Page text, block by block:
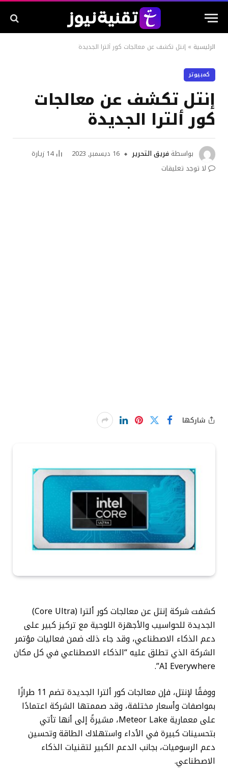
الرئيسية » إنتل تكشف عن معالجات كور ألترا الجديدة
كمبيوتر
إنتل تكشف عن معالجات
كور ألترا الجديدة
بواسطة فريق التحرير 16 ديسمبر, 2023 14 زيارة
لا توجد تعليقات
شاركها
كشفت شركة إنتل عن معالجات كور ألترا (Core Ultra)
الجديدة للحواسيب والأجهزة اللوحية مع تركيز كبير على
دعم الذكاء الاصطناعي، وقد جاء ذلك ضمن فعاليات مؤتمر
الشركة الذي تطلق عليه “الذكاء الاصطناعي في كل مكان
AI Everywhere”.
ووفقًا لإنتل، فإن معالجات كور ألترا الجديدة تضم 11 طرازًا
بمواصفات وأسعار مختلفة، وقد صممتها الشركة اعتمادًا
على معمارية Meteor Lake، مشيرةً إلى أنها تأتي
بتحسينات كبيرة في الأداء واستهلاك الطاقة وتحسين
دعم الرسوميات، بجانب الدعم الكبير لتقنيات الذكاء
الاصطناعي.